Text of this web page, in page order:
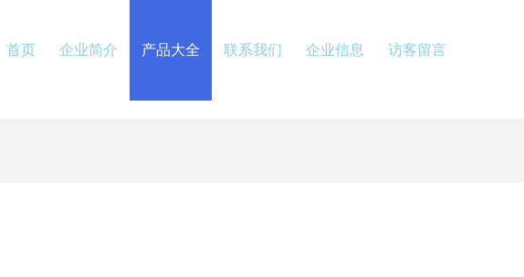
首页 企业简介 产品大全 联系我们 企业信息 访客留言